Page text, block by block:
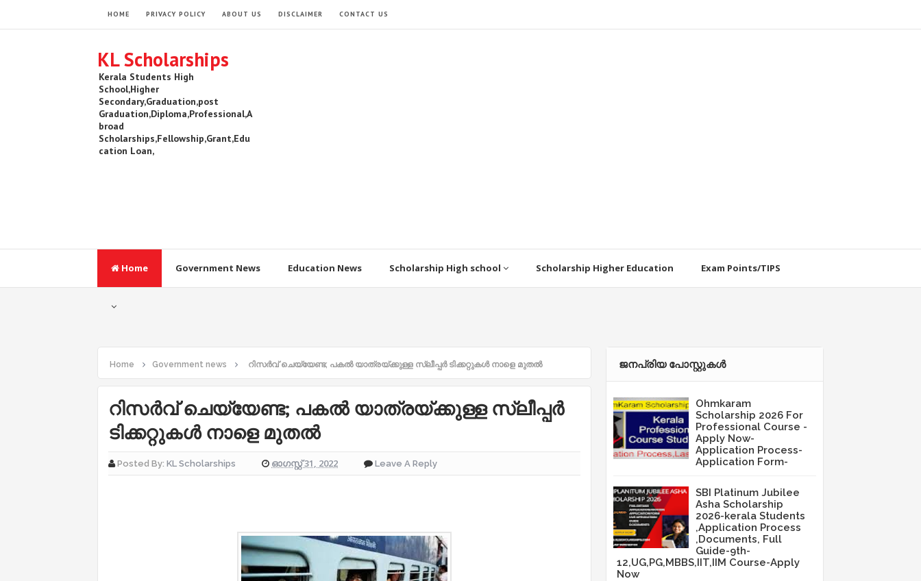
HOME PRIVACY POLICY ABOUT US DISCLAIMER CONTACT US
KL Scholarships
Kerala Students High
School,Higher
Secondary,Graduation,post
Graduation,Diploma,Professional,A
broad
Scholarships,Fellowship,Grant,Edu
cation Loan,
Home Government News Education News Scholarship High school Scholarship Higher Education Exam Points/TIPS
Home Government news റിസര്‍വ് ചെയ്യേണ്ട; പകല്‍ യാത്രയ്ക്കുള്ള സ്ലീപ്പര്‍ ടിക്കറ്റുകള്‍ നാളെ മുതല്‍
റിസര്‍വ് ചെയ്യേണ്ട; പകല്‍ യാത്രയ്ക്കുള്ള സ്ലീപ്പര്‍
ടിക്കറ്റുകള്‍ നാളെ മുതല്‍
Posted By: KL Scholarships ഓഗസ്റ്റ് 31, 2022 Leave A Reply
ജനപ്രിയ പോസ്റ്റുകള്‍‌
Ohmkaram
Scholarship 2026 For
Professional Course -
Apply Now-
Application Process-
Application Form-
SBI Platinum Jubilee
Asha Scholarship
2026-kerala Students
,Application Process
,Documents, Full
Guide-9th-
12,UG,PG,MBBS,IIT,IIM Course-Apply
Now